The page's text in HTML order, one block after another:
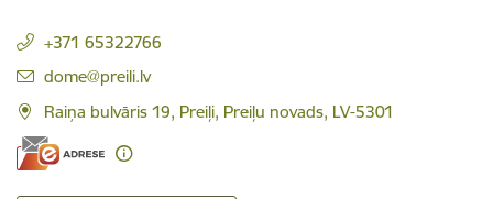
+371 65322766
E-pasts:
dome@preili.lv
Raiņa bulvāris 19, Preiļi, Preiļu novads, LV-5301